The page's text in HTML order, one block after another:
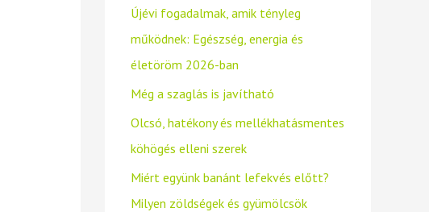
Újévi fogadalmak, amik tényleg
működnek: Egészség, energia és
életöröm 2026-ban
Még a szaglás is javítható
Olcsó, hatékony és mellékhatásmentes
köhögés elleni szerek
Miért együnk banánt lefekvés előtt?
Milyen zöldségek és gyümölcsök